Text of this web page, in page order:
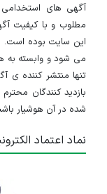
آگهی های
مطلوب و با کیفیت
این سایت بوده است.
می شود و وابسته به
تنها منتشر کننده ی
بازدید کنندگان
شده در آن هوشیار
نماد اعتماد